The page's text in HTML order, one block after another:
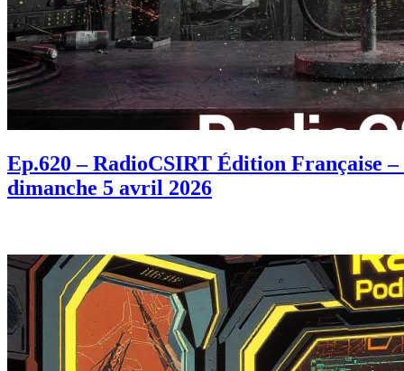
Ep.620 – RadioCSIRT Édition Française
dimanche 5 avril 2026